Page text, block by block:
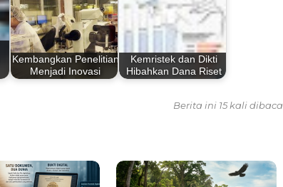
Kembangkan Penelitian
Menjadi Inovasi
Kemristek dan Dikti
Hibahkan Dana Riset
Berita ini 15 kali dibaca